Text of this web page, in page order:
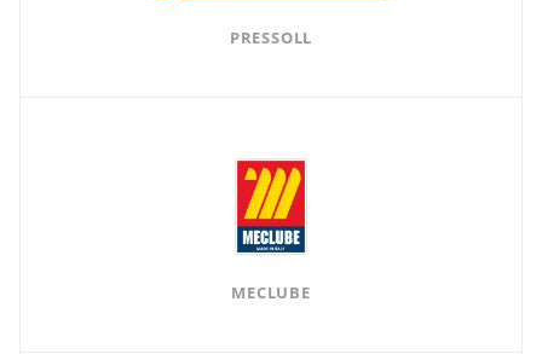
PRESSOLL
MECLUBE